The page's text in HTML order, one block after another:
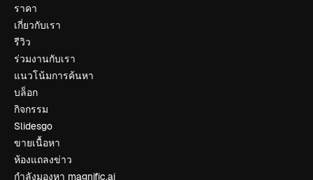
ราคา
เกี่ยวกับเรา
รีวิว
ร่วมงานกับเรา
แนวโน้มการค้นหา
บล็อก
กิจกรรม
Slidesgo
ขายเนื้อหา
ห้องแถลงข่าว
กำลังมองหา magnific.ai